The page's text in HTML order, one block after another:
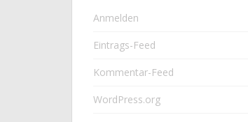
Anmelden
Eintrags-Feed
Kommentar-Feed
WordPress.org